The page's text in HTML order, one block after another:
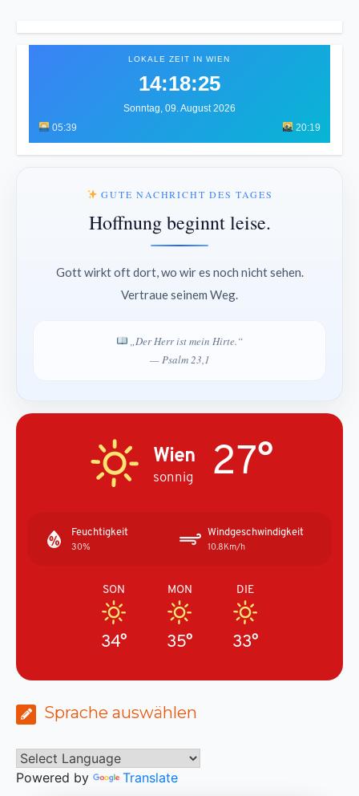
LOKALE ZEIT IN WIEN
14:18:29
Sonntag, 09. August 2026
05:39
20:19
GUTE NACHRICHT DES TAGES
Hoffnung beginnt leise.
Gott wirkt oft dort, wo wir es noch nicht sehen.
Vertraue seinem Weg.
„Der Herr ist mein Hirte.“
— Psalm 23,1
Wien
sonnig 27°
Feuchtigkeit
30%
Windgeschwindigkeit
10.8Km/h
SON
34°
MON
35°
DIE
33°
Sprache auswählen
Powered by Translate